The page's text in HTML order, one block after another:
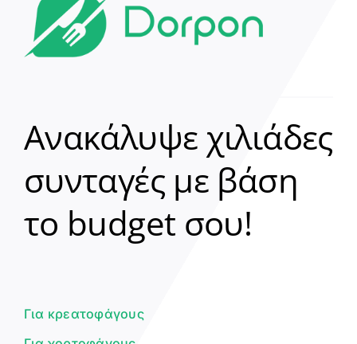
Ανακάλυψε χιλιάδες
συνταγές με βάση
το budget σου!
Για κρεατοφάγους